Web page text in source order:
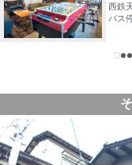
西鉄
バス